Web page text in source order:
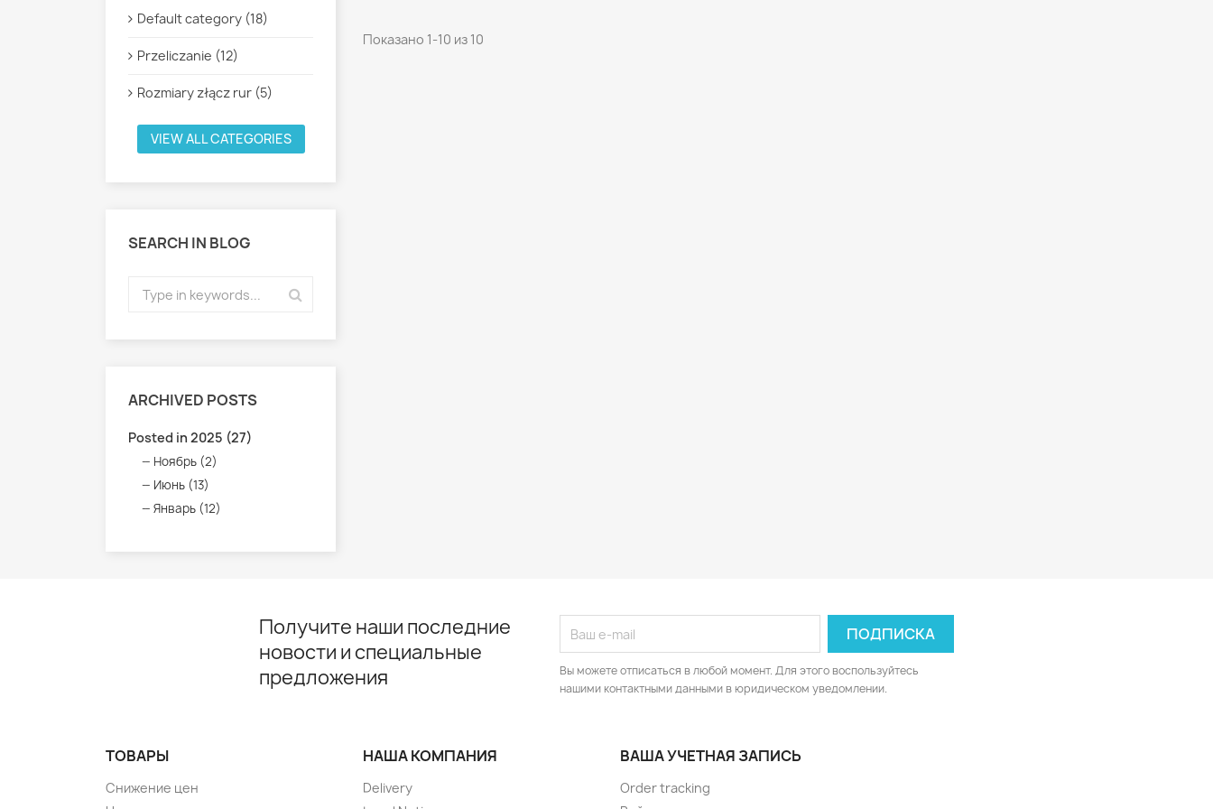
Default category (18)
Przeliczanie (12)
Rozmiary złącz rur (5)
VIEW ALL CATEGORIES
SEARCH IN BLOG
ARCHIVED POSTS
Posted in 2025 (27)
Ноябрь (2)
Июнь (13)
Январь (12)
Показано 1-10 из 10
Получите наши последние
новости и специальные
предложения
Вы можете отписаться в любой момент. Для этого воспользуйтесь
нашими контактными данными в юридическом уведомлении.
ТОВАРЫ
Снижение цен
НАША КОМПАНИЯ
Delivery
ВАША УЧЕТНАЯ ЗАПИСЬ
Order tracking